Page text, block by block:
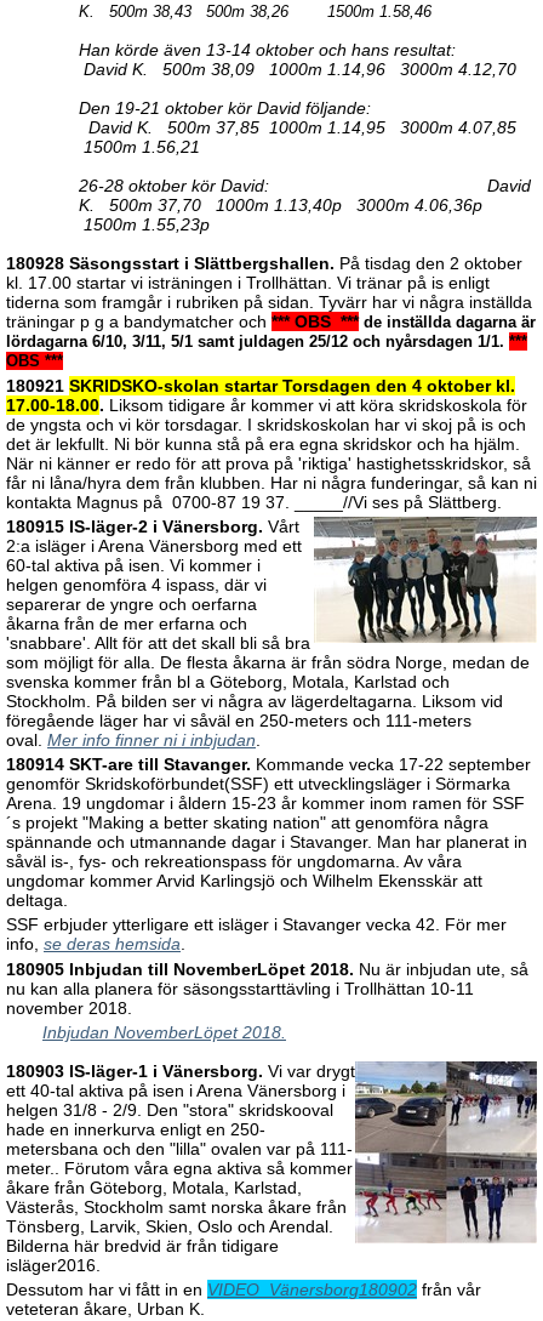
K. 500m 38,43 500m 38,26 1500m 1.58,46
Han körde även 13-14 oktober och hans resultat:
David K. 500m 38,09 1000m 1.14,96 3000m 4.12,70
Den 19-21 oktober kör David följande:
David K. 500m 37,85 1000m 1.14,95 3000m 4.07,85
1500m 1.56,21
26-28 oktober kör David: David
K. 500m 37,70 1000m 1.13,40p 3000m 4.06,36p
1500m 1.55,23p
180928 Säsongsstart i Slättbergshallen. På tisdag den 2 oktober
kl. 17.00 startar vi isträningen i Trollhättan. Vi tränar på is enligt
tiderna som framgår i rubriken på sidan. Tyvärr har vi några inställda
träningar p g a bandymatcher och *** OBS ***de inställda dagarna är
lördagarna 6/10, 3/11, 5/1 samt juldagen 25/12 och nyårsdagen 1/1. ***
OBS ***
180921 SKRIDSKO-skolan startar Torsdagen den 4 oktober kl.
17.00-18.00. Liksom tidigare år kommer vi att köra skridskoskola för
de yngsta och vi kör torsdagar. I skridskoskolan har vi skoj på is och
det är lekfullt. Ni bör kunna stå på era egna skridskor och ha hjälm.
När ni känner er redo för att prova på 'riktiga' hastighetsskridskor, så
får ni låna/hyra dem från klubben. Har ni några funderingar, så kan ni
kontakta Magnus på 0700-87 19 37. _____//Vi ses på Slättberg.
180915 IS-läger-2 i Vänersborg. Vårt
2:a isläger i Arena Vänersborg med ett
60-tal aktiva på isen. Vi kommer i
helgen genomföra 4 ispass, där vi
separerar de yngre och oerfarna
åkarna från de mer erfarna och
'snabbare'. Allt för att det skall bli så bra
som möjligt för alla. De flesta åkarna är från södra Norge, medan de
svenska kommer från bl a Göteborg, Motala, Karlstad och
Stockholm. På bilden ser vi några av lägerdeltagarna. Liksom vid
föregående läger har vi såväl en 250-meters och 111-meters
oval. Mer info finner ni i inbjudan
180914 SKT-are till Stavanger. Kommande vecka 17-22 september
genomför Skridskoförbundet(SSF) ett utvecklingsläger i Sörmarka
Arena. 19 ungdomar i åldern 15-23 år kommer inom ramen för SSF
´s projekt "Making a better skating nation" att genomföra några
spännande och utmannande dagar i Stavanger. Man har planerat in
såväl is-, fys- och rekreationspass för ungdomarna. Av våra
ungdomar kommer Arvid Karlingsjö och Wilhelm Ekensskär att
deltaga.
SSF erbjuder ytterligare ett isläger i Stavanger vecka 42. För mer
info, se deras hemsida.
180905 Inbjudan till NovemberLöpet 2018. Nu är inbjudan ute, så
nu kan alla planera för säsongsstarttävling i Trollhättan 10-11
november 2018.
Inbjudan NovemberLöpet 2018.
180903 IS-läger-1 i Vänersborg. Vi var drygt
ett 40-tal aktiva på isen i Arena Vänersborg i
helgen 31/8 - 2/9. Den "stora" skridskooval
hade en innerkurva enligt en 250-
metersbana och den "lilla" ovalen var på 111-
meter.. Förutom våra egna aktiva så kommer
åkare från Göteborg, Motala, Karlstad,
Västerås, Stockholm samt norska åkare från
Tönsberg, Larvik, Skien, Oslo och Arendal.
Bilderna här bredvid är från tidigare
isläger2016.
Dessutom har vi fått in en VIDEO_Vänersborg180902 från vår
veteteran åkare, Urban K.